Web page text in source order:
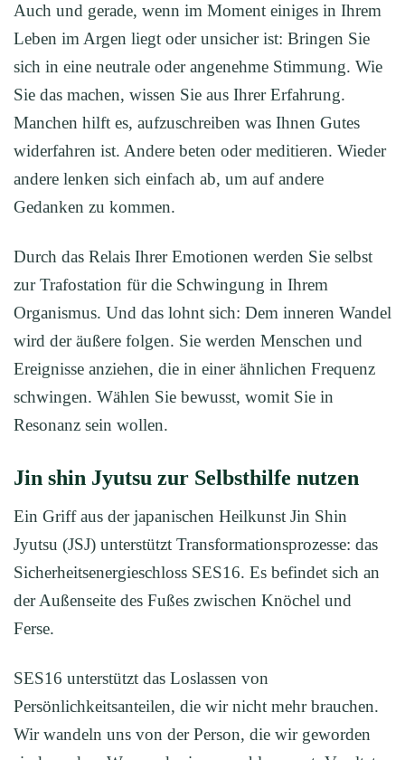
Auch und gerade, wenn im Moment einiges in Ihrem
Leben im Argen liegt oder unsicher ist: Bringen Sie
sich in eine neutrale oder angenehme Stimmung. Wie
Sie das machen, wissen Sie aus Ihrer Erfahrung.
Manchen hilft es, aufzuschreiben was Ihnen Gutes
widerfahren ist. Andere beten oder meditieren. Wieder
andere lenken sich einfach ab, um auf andere
Gedanken zu kommen.
Durch das Relais Ihrer Emotionen werden Sie selbst
zur Trafostation für die Schwingung in Ihrem
Organismus. Und das lohnt sich: Dem inneren Wandel
wird der äußere folgen. Sie werden Menschen und
Ereignisse anziehen, die in einer ähnlichen Frequenz
schwingen. Wählen Sie bewusst, womit Sie in
Resonanz sein wollen.
Jin shin Jyutsu zur Selbsthilfe nutzen
Ein Griff aus der japanischen Heilkunst Jin Shin
Jyutsu (JSJ) unterstützt Transformationsprozesse: das
Sicherheitsenergieschloss SES16. Es befindet sich an
der Außenseite des Fußes zwischen Knöchel und
Ferse.
SES16 unterstützt das Loslassen von
Persönlichkeitsanteilen, die wir nicht mehr brauchen.
Wir wandeln uns von der Person, die wir geworden